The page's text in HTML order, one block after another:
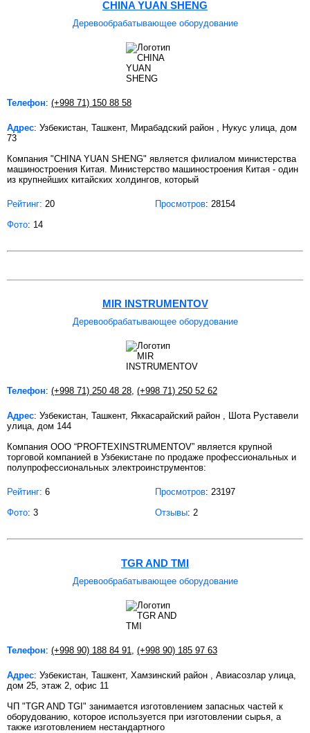
CHINA YUAN SHENG
Деревообрабатывающее оборудование
Телефон: (+998 71) 150 88 58
Адрес: Узбекистан, Ташкент, Мирабадский район , Нукус улица, дом
73
Компания "CHINA YUAN SHENG" является филиалом министерства
машиностроения Китая. Министерство машиностроения Китая - один
из крупнейших китайских холдингов, который
Рейтинг: 20 Просмотров: 28154
Фото: 14
MIR INSTRUMENTOV
Деревообрабатывающее оборудование
Телефон: (+998 71) 250 48 28 (+998 71) 250 52 62
Адрес: Узбекистан, Ташкент, Яккасарайский район , Шота Руставели
улица, дом 144
Компания OOO “PROFTEXINSTRUMENTOV” является крупной
торговой компанией в Узбекистане по продаже профессиональных и
полупрофессиональных электроинструментов:
Рейтинг: 6 Просмотров: 23197
Фото: 3 Отзывы: 2
TGR AND TMI
Деревообрабатывающее оборудование
Телефон: (+998 90) 188 84 91 (+998 90) 185 97 63
Адрес: Узбекистан, Ташкент, Хамзинский район , Авиасозлар улица,
дом 25, этаж 2, офис 11
ЧП "TGR AND TGI" занимается изготовлением запасных частей к
оборудованию, которое используется при изготовлении сырья, а
также изготовлением нестандартного